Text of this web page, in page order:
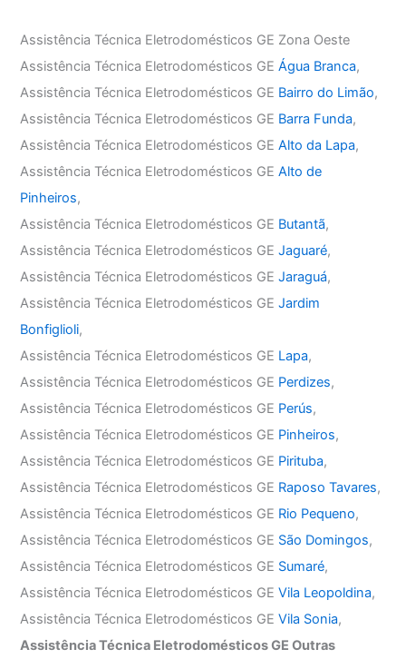
Assistência Técnica Eletrodomésticos GE Zona Oeste
Assistência Técnica Eletrodomésticos GEÁgua Branca,
Assistência Técnica Eletrodomésticos GE Bairro do Limão,
Assistência Técnica Eletrodomésticos GE Barra Funda,
Assistência Técnica Eletrodomésticos GEAlto da Lapa,
Assistência Técnica Eletrodomésticos GEAlto de
Pinheiros,
Assistência Técnica Eletrodomésticos GE Butantã,
Assistência Técnica Eletrodomésticos GEJaguaré,
Assistência Técnica Eletrodomésticos GEJaraguá,
Assistência Técnica Eletrodomésticos GEJardim
Bonfiglioli,
Assistência Técnica Eletrodomésticos GE Lapa,
Assistência Técnica Eletrodomésticos GE Perdizes,
Assistência Técnica Eletrodomésticos GE Perús,
Assistência Técnica Eletrodomésticos GE Pinheiros,
Assistência Técnica Eletrodomésticos GE Pirituba,
Assistência Técnica Eletrodomésticos GE Raposo Tavares,
Assistência Técnica Eletrodomésticos GE Rio Pequeno,
Assistência Técnica Eletrodomésticos GE São Domingos,
Assistência Técnica Eletrodomésticos GE Sumaré,
Assistência Técnica Eletrodomésticos GEVila Leopoldina,
Assistência Técnica Eletrodomésticos GEVila Sonia,
Assistência Técnica Eletrodomésticos GE Outras